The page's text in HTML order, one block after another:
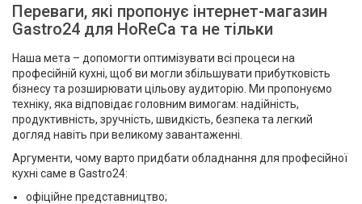
Переваги, які пропонує інтернет-магазин
Gastro24 для HoReCa та не тільки
Наша мета – допомогти оптимізувати всі процеси на
професійній кухні, щоб ви могли збільшувати прибутковість
бізнесу та розширювати цільову аудиторію. Ми пропонуємо
техніку, яка відповідає головним вимогам: надійність,
продуктивність, зручність, швидкість, безпека та легкий
догляд навіть при великому завантаженні.
Аргументи, чому варто придбати обладнання для професійної
кухні саме в Gastro24:
офіційне представництво;